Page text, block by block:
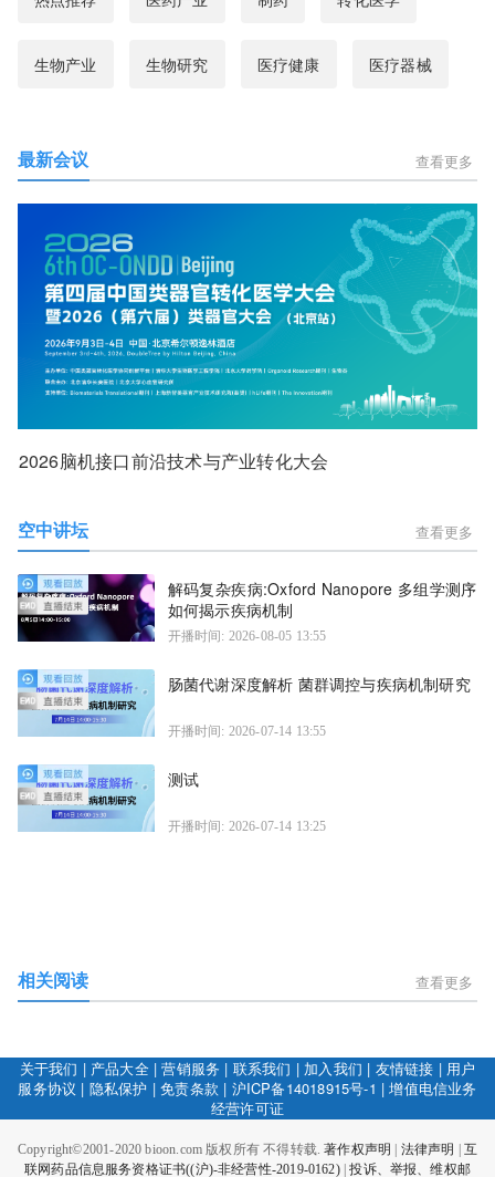
生物产业 生物研究 医疗健康 医疗器械
最新会议 查看更多
2026脑机接口前沿技术与产业转化大会
空中讲坛 查看更多
解码复杂疾病:Oxford Nanopore 多组学测序
如何揭示疾病机制
开播时间: 2026-08-05 13:55
肠菌代谢深度解析 菌群调控与疾病机制研究
开播时间: 2026-07-14 13:55
测试
开播时间: 2026-07-14 13:25
相关阅读 查看更多
关于我们 | 产品大全|营销服务 | 联系我们 | 加入我们 | 友情链接 | 用户
服务协议 | 隐私保护 |免责条款 | 沪ICP备14018915号-1 |增值电信业务
经营许可证
Copyright©2001-2020 bioon.com 版权所有 不得转载.著作权声明 | 法律声明 | 互
联网药品信息服务资格证书((沪)-非经营性-2019-0162)|投诉、举报、维权邮